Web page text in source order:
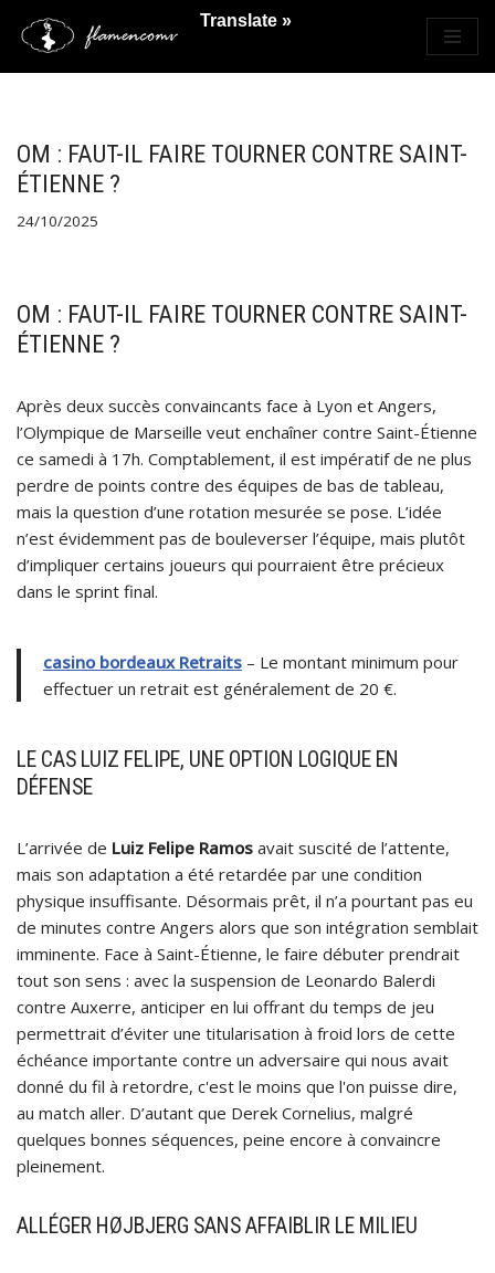
Saltar
OM : FAUT-IL FAIRE TOURNER CONTRE SAINT-
ÉTIENNE ?
24/10/2025
OM : FAUT-IL FAIRE TOURNER CONTRE SAINT-
ÉTIENNE ?
Après deux succès convaincants face à Lyon et Angers,
l’Olympique de Marseille veut enchaîner contre Saint-Étienne
ce samedi à 17h. Comptablement, il est impératif de ne plus
perdre de points contre des équipes de bas de tableau,
mais la question d’une rotation mesurée se pose. L’idée
n’est évidemment pas de bouleverser l’équipe, mais plutôt
d’impliquer certains joueurs qui pourraient être précieux
dans le sprint final.
casino bordeaux Retraits – Le montant minimum pour
effectuer un retrait est généralement de 20 €.
LE CAS LUIZ FELIPE, UNE OPTION LOGIQUE EN
DÉFENSE
L’arrivée de Luiz Felipe Ramos avait suscité de l’attente,
mais son adaptation a été retardée par une condition
physique insuffisante. Désormais prêt, il n’a pourtant pas eu
de minutes contre Angers alors que son intégration semblait
imminente. Face à Saint-Étienne, le faire débuter prendrait
tout son sens : avec la suspension de Leonardo Balerdi
contre Auxerre, anticiper en lui offrant du temps de jeu
permettrait d’éviter une titularisation à froid lors de cette
échéance importante contre un adversaire qui nous avait
donné du fil à retordre, c'est le moins que l'on puisse dire,
au match aller. D’autant que Derek Cornelius, malgré
quelques bonnes séquences, peine encore à convaincre
pleinement.
ALLÉGER HØJBJERG SANS AFFAIBLIR LE MILIEU
Translate »